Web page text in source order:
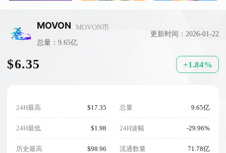
MOVON
MOVON币
总量：9.65亿
更新时间：2026-01-22
$6.35 +1.84%
24H最高 $17.35
24H最低 $1.98
历史最高 $98.96
总量 9.65亿
24H波幅 -29.96%
流通数量 71.78亿